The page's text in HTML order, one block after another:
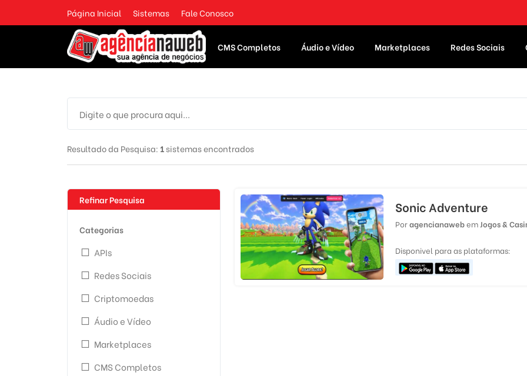
Página Inicial Sistemas Fale Conosco
CMS Completos Áudio e Vídeo Marketplaces Redes Sociais
Resultado da Pesquisa: 1sistemas encontrados
Refinar Pesquisa
Categorias
APIs
Redes Sociais
Criptomoedas
Áudio e Vídeo
Marketplaces
CMS Completos
Sonic Adventure
Poragencianawebem Jogos &
Disponivel para as plataformas: